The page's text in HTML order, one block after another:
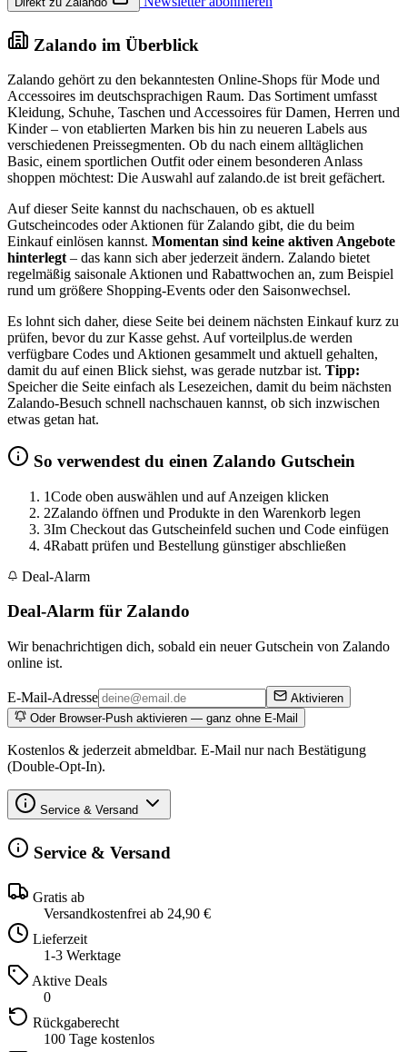
Zalando im Überblick
Zalando gehört zu den bekanntesten Online-Shops für Mode und
Accessoires im deutschsprachigen Raum. Das Sortiment umfasst
Kleidung, Schuhe, Taschen und Accessoires für Damen, Herren und
Kinder – von etablierten Marken bis hin zu neueren Labels aus
verschiedenen Preissegmenten. Ob du nach einem alltäglichen
Basic, einem sportlichen Outfit oder einem besonderen Anlass
shoppen möchtest: Die Auswahl auf zalando.de ist breit gefächert.
Auf dieser Seite kannst du nachschauen, ob es aktuell
Gutscheincodes oder Aktionen für Zalando gibt, die du beim
Einkauf einlösen kannst. Momentan sind keine aktiven Angebote
hinterlegt – das kann sich aber jederzeit ändern. Zalando bietet
regelmäßig saisonale Aktionen und Rabattwochen an, zum Beispiel
rund um größere Shopping-Events oder den Saisonwechsel.
Es lohnt sich daher, diese Seite bei deinem nächsten Einkauf kurz zu
prüfen, bevor du zur Kasse gehst. Auf vorteilplus.de werden
verfügbare Codes und Aktionen gesammelt und aktuell gehalten,
damit du auf einen Blick siehst, was gerade nutzbar ist. Tipp:
Speicher die Seite einfach als Lesezeichen, damit du beim nächsten
Zalando-Besuch schnell nachschauen kannst, ob sich inzwischen
etwas getan hat.
So verwendest du einen Zalando Gutschein
1Code oben auswählen und auf Anzeigen klicken
2Zalando öffnen und Produkte in den Warenkorb legen
3Im Checkout das Gutscheinfeld suchen und Code einfügen
4Rabatt prüfen und Bestellung günstiger abschließen
Deal-Alarm
Deal-Alarm für Zalando
Wir benachrichtigen dich, sobald ein neuer Gutschein von Zalando
online ist.
E-Mail-Adresse
Aktivieren
Oder Browser-Push aktivieren — ganz ohne E-Mail
Kostenlos & jederzeit abmeldbar. E-Mail nur nach Bestätigung
(Double-Opt-In).
Service & Versand
Service & Versand
Gratis ab
Versandkostenfrei ab 24,90 €
Lieferzeit
1-3 Werktage
Aktive Deals
0
Rückgaberecht
100 Tage kostenlos